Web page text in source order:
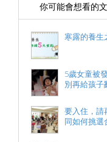
你可能會想看的
寒露的養生
5歲女童被
別再給孩子
要入住，請
同如何挑選